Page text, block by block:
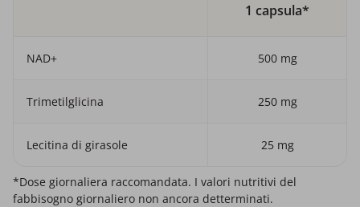
1 capsula*
NAD+ 500 mg
Trimetilglicina 250 mg
Lecitina di girasole 25 mg
*Dose giornaliera raccomandata. I valori nutritivi del
fabbisogno giornaliero non ancora detterminati.